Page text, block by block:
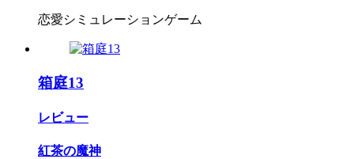
恋愛シミュレーションゲーム
箱庭13
レビュー
紅茶の魔神